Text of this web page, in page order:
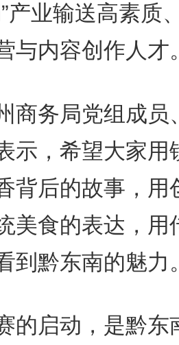
产业输送高素质
与内容创作人才
务局党组成员
示，希望大家用
背后的故事，用
美食的表达，用
到黔东南的魅力
启动，是黔东